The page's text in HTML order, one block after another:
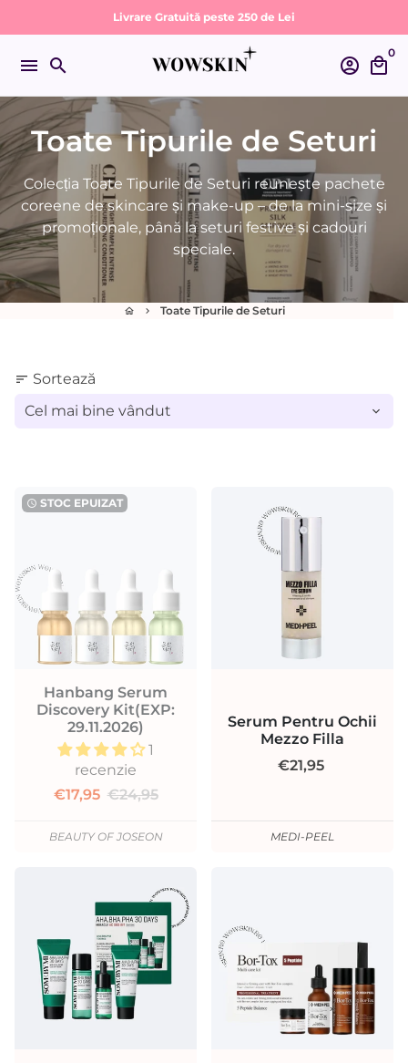
la
conținut
Livrare Gratuită peste 250 de Lei
menu search account_circle local_mall
0
Toate Tipurile de Seturi
Colecția Toate Tipurile de Seturi reunește pachete
coreene de skincare și make-up – de la mini-size și
promoționale, până la seturi festive și cadouri
speciale.
home keyboard_arrow_right Toate Tipurile de Seturi
sort Sortează
watch_later STOC EPUIZAT
Hanbang Serum
Discovery Kit(EXP:
29.11.2026)
1
recenzie
€17,95 €24,95
BEAUTY OF JOSEON
Serum Pentru Ochii
Mezzo Filla
€21,95
MEDI-PEEL